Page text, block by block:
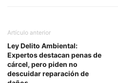
Artículo anterior
Ley Delito Ambiental:
Expertos destacan penas de
cárcel, pero piden no
descuidar reparación de